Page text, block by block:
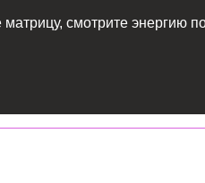
матрицу, смотрите энергию